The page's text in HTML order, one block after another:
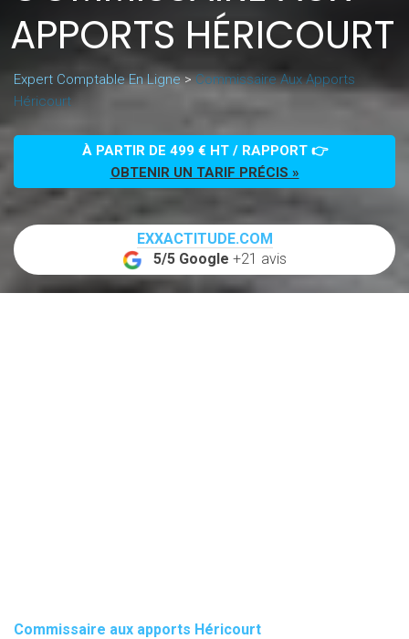
APPORTS HÉRICOURT
Expert Comptable En Ligne>Commissaire Aux Apports
Héricourt
À PARTIR DE 499 € HT / RAPPORT 👉
OBTENIR UN TARIF PRÉCIS »
EXXACTITUDE.COM
5/5 Google +21 avis
Commissaire aux apports Héricourt